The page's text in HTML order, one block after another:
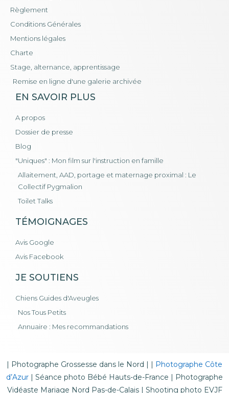
Règlement
Conditions Générales
Mentions légales
Charte
Stage, alternance, apprentissage
Remise en ligne d'une galerie archivée
EN SAVOIR PLUS
A propos
Dossier de presse
Blog
"Uniques" : Mon film sur l'instruction en famille
Allaitement, AAD, portage et maternage proximal : Le
Collectif Pygmalion
Toilet Talks
TÉMOIGNAGES
Avis Google
Avis Facebook
JE SOUTIENS
Chiens Guides d'Aveugles
Nos Tous Petits
Annuaire : Mes recommandations
| Photographe Grossesse dans le Nord | | Photographe Côte
d’Azur | Séance photo Bébé Hauts-de-France | Photographe
Vidéaste Mariage Nord Pas-de-Calais| Shooting photo EVJF